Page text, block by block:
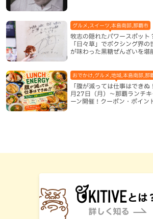
牧志の隠れたパワースポット
「日々草」でボクシング界の
が味わった黒糖ぜんざいを堪
グルメ,スイーツ,本島南部,那覇市
「腹が減っては仕事はできぬ
月27日（月）〜那覇ランチキ
ーン開催！クーポン・ポイン
おでかけ,グルメ,地域,本島南部,那